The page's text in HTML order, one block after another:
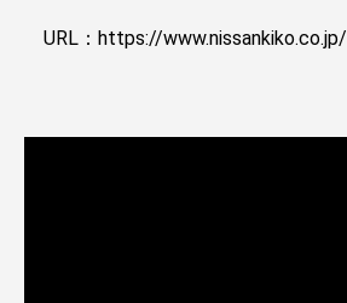
URL：https://www.nissankiko.co.jp/